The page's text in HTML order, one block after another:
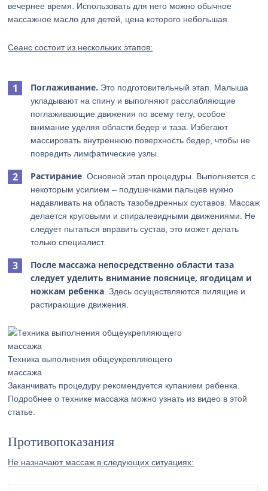
вечернее время. Использовать для него можно обычное
массажное масло для детей, цена которого небольшая.
Сеанс состоит из нескольких этапов:
Поглаживание. Это подготовительный этап. Малыша
укладывают на спину и выполняют расслабляющие
поглаживающие движения по всему телу, особое
внимание уделяя области бедер и таза. Избегают
массировать внутреннюю поверхность бедер, чтобы не
повредить лимфатические узлы.
Растирание . Основной этап процедуры. Выполняется с
некоторым усилием – подушечками пальцев нужно
надавливать на область тазобедренных суставов. Массаж
делается круговыми и спиралевидными движениями. Не
следует пытаться вправить сустав, это может делать
только специалист.
После массажа непосредственно области таза
следует уделить внимание пояснице, ягодицам и
ножкам ребенка . Здесь осуществляются пилящие и
растирающие движения.
Техника выполнения общеукрепляющего
массажа
Заканчивать процедуру рекомендуется купанием ребенка.
Подробнее о технике массажа можно узнать из видео в этой
статье.
Противопоказания
Не назначают массаж в следующих ситуациях: